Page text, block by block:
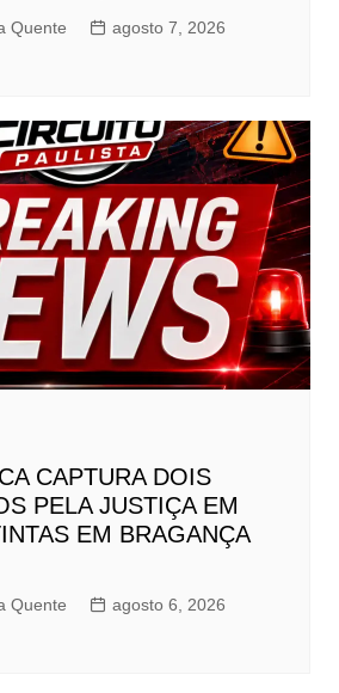
Quente
agosto 7, 2026
CAPTURA DOIS
PELA JUSTIÇA EM
EM BRAGANÇA
Quente
agosto 6, 2026